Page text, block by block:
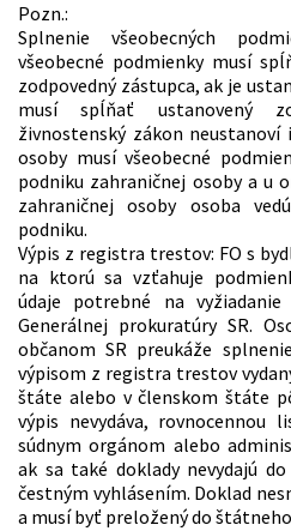
Pozn.:
Splnenie všeobecných
všeobecné podmienky musí
zodpovedný zástupca, ak je
musí spĺňať ustanovený
živnostenský zákon neustanoví
osoby musí všeobecné
podniku zahraničnej osoby a u
zahraničnej osoby osoba
podniku.
Výpis z registra trestov: FO s
na ktorú sa vzťahuje
údaje potrebné na
Generálnej prokuratúry SR.
občanom SR preukáže
výpisom z registra trestov
štáte alebo v členskom štáte
výpis nevydáva, rovnocennou
súdnym orgánom alebo
ak sa také doklady nevydajú
čestným vyhlásením. Doklad
a musí byť preložený do